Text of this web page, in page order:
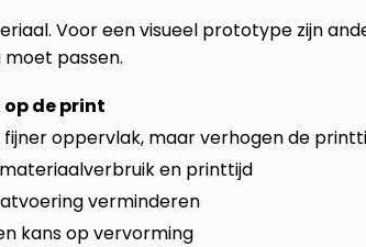
Voor een visueel prototype zijn
passen.
de print
oppervlak, maar verhogen de
en printtijd
verminderen
kans op vervorming